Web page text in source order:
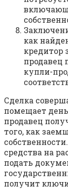
как
кредитор
продавец
купли-
Сделка
помещает
продавец
того, как
средства на
подать
получит